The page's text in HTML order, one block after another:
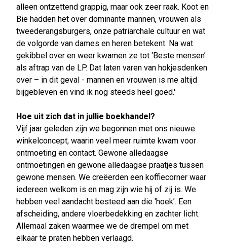
alleen ontzettend grappig, maar ook zeer raak. Koot en
Bie hadden het over dominante mannen, vrouwen als
tweederangsburgers, onze patriarchale cultuur en wat
de volgorde van dames en heren betekent. Na wat
gekibbel over en weer kwamen ze tot ‘Beste mensen’
als aftrap van de LP. Dat laten varen van hokjesdenken
over – in dit geval - mannen en vrouwen is me altijd
bijgebleven en vind ik nog steeds heel goed.'
Hoe uit zich dat in jullie boekhandel?
Vijf jaar geleden zijn we begonnen met ons nieuwe
winkelconcept, waarin veel meer ruimte kwam voor
ontmoeting en contact. Gewone alledaagse
ontmoetingen en gewone alledaagse praatjes tussen
gewone mensen. We creëerden een koffiecorner waar
iedereen welkom is en mag zijn wie hij of zij is. We
hebben veel aandacht besteed aan die ‘hoek’. Een
afscheiding, andere vloerbedekking en zachter licht.
Allemaal zaken waarmee we de drempel om met
elkaar te praten hebben verlaagd.